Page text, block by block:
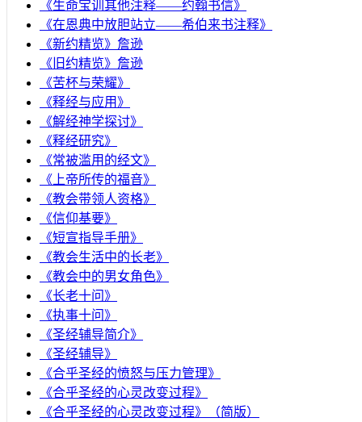
《生命宝训其他注释——约翰书信》
《在恩典中放胆站立——希伯来书注释》
《新约精览》詹逊
《旧约精览》詹逊
《苦杯与荣耀》
《释经与应用》
《解经神学探讨》
《释经研究》
《常被滥用的经文》
《上帝所传的福音》
《教会带领人资格》
《信仰基要》
《短宣指导手册》
《教会生活中的长老》
《教会中的男女角色》
《长老十问》
《执事十问》
《圣经辅导简介》
《圣经辅导》
​《合乎圣经的愤怒与压力管理》
《合乎圣经的心灵改变过程》
《合乎圣经的心灵改变过程》（简版）